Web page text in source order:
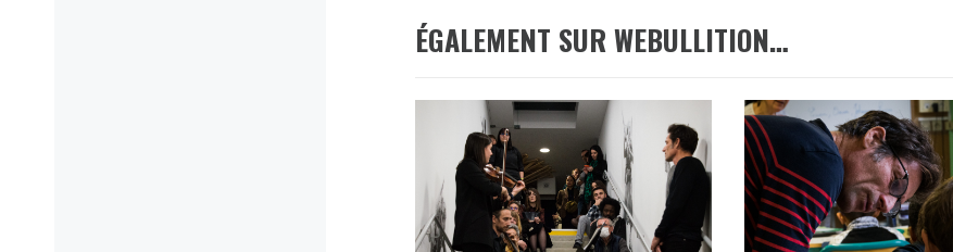
ÉGALEMENT SUR WEBULLITION…